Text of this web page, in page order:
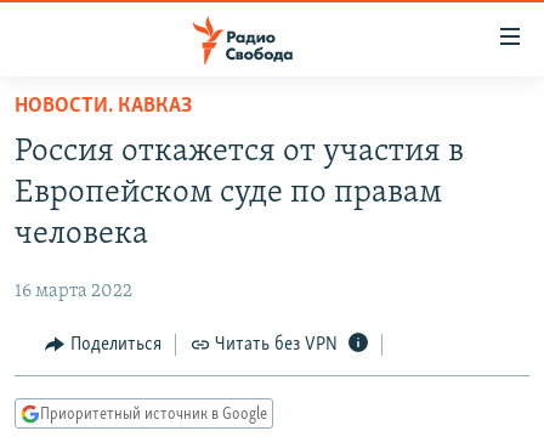
упрощенного
доступа
Вернуться
основному
Вернутся
Вернутся
АВТОРСКИЕ ПРОЕКТЫ
МНЕНИЯ
КУЛЬТУРА
КАВКАЗ.РЕАЛИИ
НОВОСТИ. КАВКАЗ
Россия откажется от участия в
Европейском суде по правам
человека
16 марта 2022
Поделиться Читать без VPN
Приоритетный источник в Google